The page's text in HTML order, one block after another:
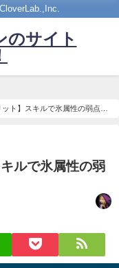
のサイト
ット】スキルで氷属性の弱点を
ルで氷属性の弱